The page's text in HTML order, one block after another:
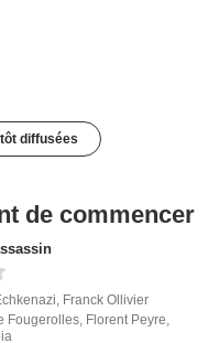
diffusées
de commencer
, Franck Ollivier
Fougerolles, Florent Peyre,